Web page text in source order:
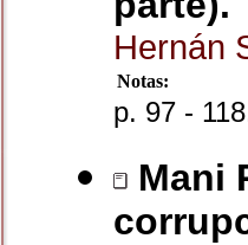
Hernán
Notas:
p. 97 -
Mani